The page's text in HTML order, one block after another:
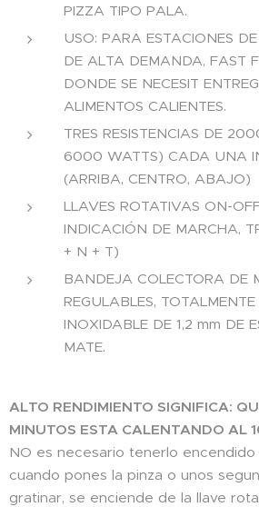
PIZZA TIPO PALA.
USO: PARA ESTACIONES
DE ALTA DEMANDA, FAST
DONDE SE NECESIT
ALIMENTOS CALIENTES.
TRES RESISTENCIAS DE
6000 WATTS) CADA UNA
(ARRIBA, CENTRO, ABAJO)
LLAVES ROTATIVAS ON-
INDICACIÓN DE MARCHA,
+ N + T)
BANDEJA COLECTORA DE
REGULABLES,
INOXIDABLE DE 1,2 mm DE
MATE.
ALTO RENDIMIENTO SIGNIFICA:
MINUTOS ESTA CALENTANDO AL
NO es necesario tenerlo encendido
cuando pones la pinza o unos
gratinar, se enciende de la llave